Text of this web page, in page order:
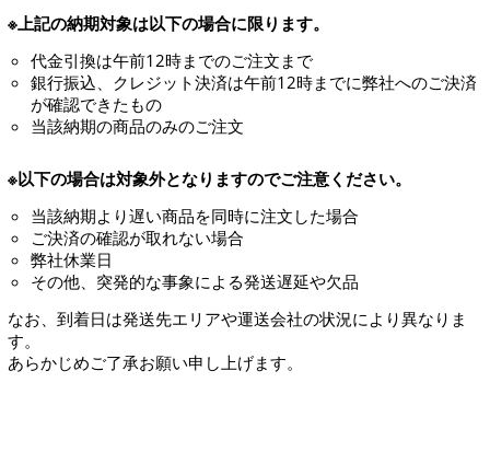
※上記の納期対象は以下の場合に限ります。
代金引換は午前12時までのご注文まで
銀行振込、クレジット決済は午前12時までに弊社へのご決済
が確認できたもの
当該納期の商品のみのご注文
※以下の場合は対象外となりますのでご注意ください。
当該納期より遅い商品を同時に注文した場合
ご決済の確認が取れない場合
弊社休業日
その他、突発的な事象による発送遅延や欠品
なお、到着日は発送先エリアや運送会社の状況により異なりま
す。
あらかじめご了承お願い申し上げます。